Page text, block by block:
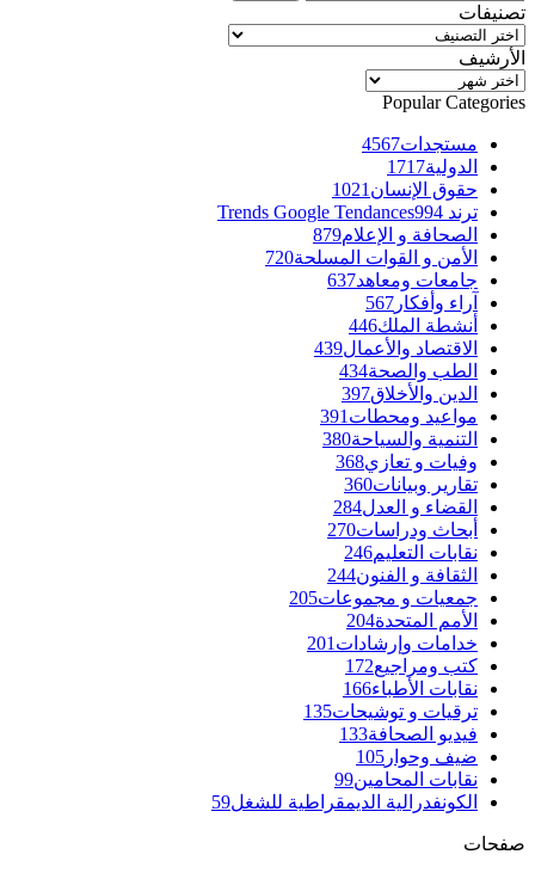
تصنيفات
تصنيفات
الأرشيف
الأرشيف
Popular Categories
مستجدات4567
الدولية1717
حقوق الإنسان 1021
ترند Trends Google Tendances 994
الصحافة و الإعلام879
الأمن و القوات المسلحة720
جامعات ومعاهد637
آراء وأفكار 567
أنشطة الملك446
الاقتصاد والأعمال439
الطب والصحة434
الدين والأخلاق397
مواعيد ومحطات 391
التنمية والسياحة380
وفيات و تعازي368
تقارير وبيانات360
القضاء و العدل284
أبحاث ودراسات270
نقابات التعليم246
الثقافة و الفنون244
جمعيات و مجموعات205
الأمم المتحدة204
خدامات وإرشادات 201
كتب ومراجيع172
نقابات الأطباء166
ترقيات و توشيحات135
فيديو الصحافة133
ضيف وحوار 105
نقابات المحامين99
الكونفدرالية الديمقراطية للشغل59
صفحات